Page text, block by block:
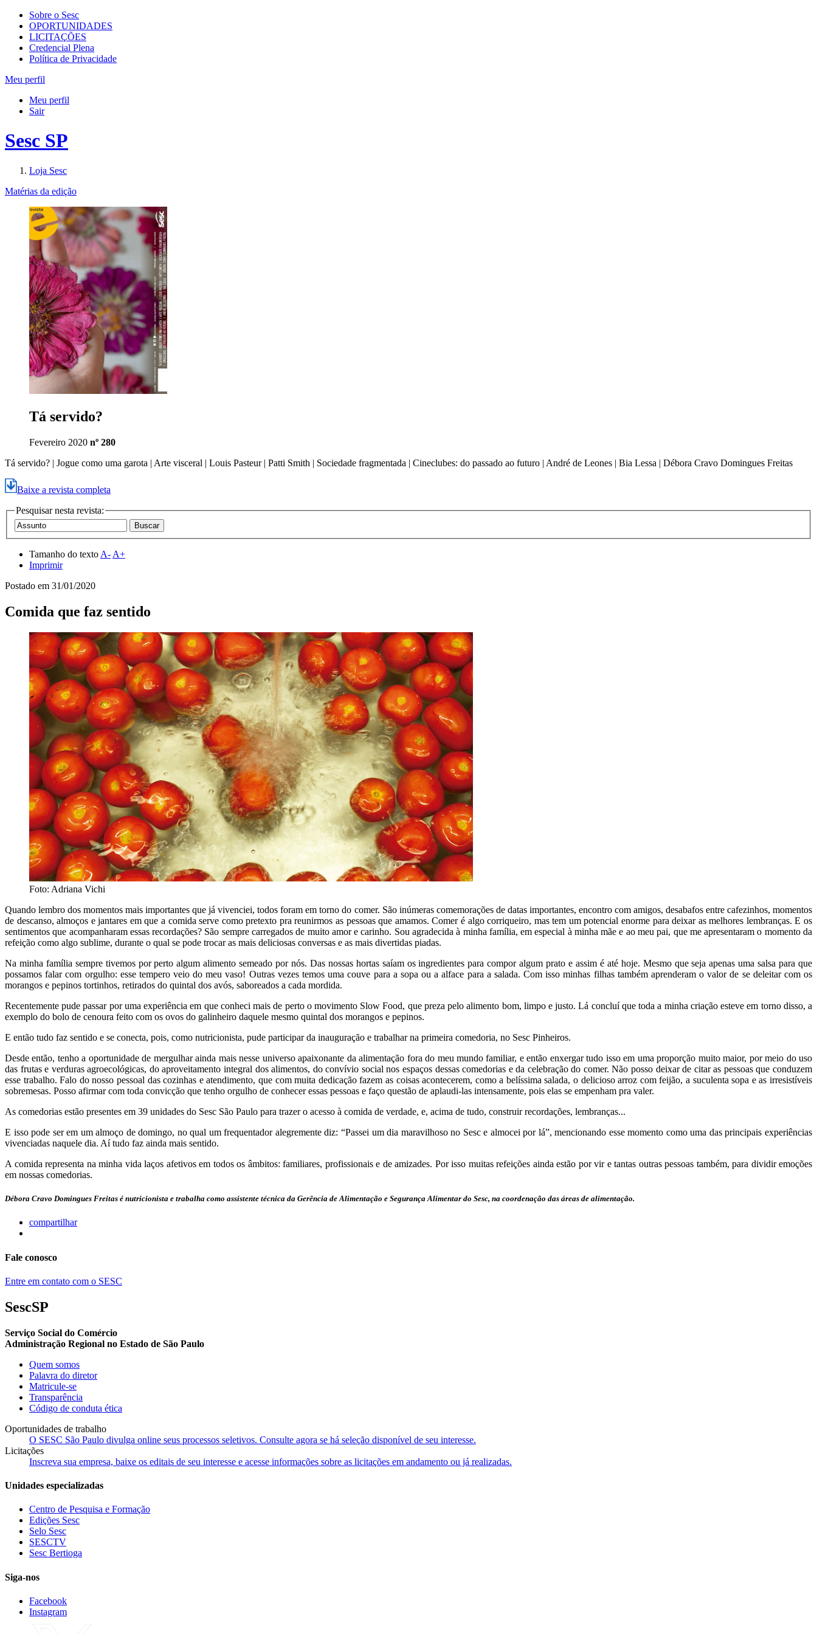
Sobre o Sesc
OPORTUNIDADES
LICITAÇÕES
Credencial Plena
Política de Privacidade
Meu perfil
Meu perfil
Sair
Sesc SP
Loja Sesc
Matérias da edição
Tá servido?
Fevereiro 2020 nº 280
Tá servido? | Jogue como uma garota | Arte visceral | Louis Pasteur | Patti Smith | Sociedade fragmentada | Cineclubes: do passado ao futuro | André de Leones | Bia Lessa | Débora Cravo Domingues Freitas
Baixe a revista completa
Pesquisar nesta revista:
Tamanho do texto A- A+
Imprimir
Postado em 31/01/2020
Comida que faz sentido
Foto: Adriana Vichi
Quando lembro dos momentos mais importantes que já vivenciei, todos foram em torno do comer. São inúmeras comemorações de datas importantes, encontro com amigos, desabafos entre cafezinhos, momentos
de descanso, almoços e jantares em que a comida serve como pretexto pra reunirmos as pessoas que amamos. Comer é algo corriqueiro, mas tem um potencial enorme para deixar as melhores lembranças. E os
sentimentos que acompanharam essas recordações? São sempre carregados de muito amor e carinho. Sou agradecida à minha família, em especial à minha mãe e ao meu pai, que me apresentaram o momento da
refeição como algo sublime, durante o qual se pode trocar as mais deliciosas conversas e as mais divertidas piadas.
Na minha família sempre tivemos por perto algum alimento semeado por nós. Das nossas hortas saíam os ingredientes para compor algum prato e assim é até hoje. Mesmo que seja apenas uma salsa para que
possamos falar com orgulho: esse tempero veio do meu vaso! Outras vezes temos uma couve para a sopa ou a alface para a salada. Com isso minhas filhas também aprenderam o valor de se deleitar com os
morangos e pepinos tortinhos, retirados do quintal dos avós, saboreados a cada mordida.
Recentemente pude passar por uma experiência em que conheci mais de perto o movimento Slow Food, que preza pelo alimento bom, limpo e justo. Lá concluí que toda a minha criação esteve em torno disso, a
exemplo do bolo de cenoura feito com os ovos do galinheiro daquele mesmo quintal dos morangos e pepinos.
E então tudo faz sentido e se conecta, pois, como nutricionista, pude participar da inauguração e trabalhar na primeira comedoria, no Sesc Pinheiros.
Desde então, tenho a oportunidade de mergulhar ainda mais nesse universo apaixonante da alimentação fora do meu mundo familiar, e então enxergar tudo isso em uma proporção muito maior, por meio do uso
das frutas e verduras agroecológicas, do aproveitamento integral dos alimentos, do convívio social nos espaços dessas comedorias e da celebração do comer. Não posso deixar de citar as pessoas que conduzem
esse trabalho. Falo do nosso pessoal das cozinhas e atendimento, que com muita dedicação fazem as coisas acontecerem, como a belíssima salada, o delicioso arroz com feijão, a suculenta sopa e as irresistíveis
sobremesas. Posso afirmar com toda convicção que tenho orgulho de conhecer essas pessoas e faço questão de aplaudi-las intensamente, pois elas se empenham pra valer.
As comedorias estão presentes em 39 unidades do Sesc São Paulo para trazer o acesso à comida de verdade, e, acima de tudo, construir recordações, lembranças...
E isso pode ser em um almoço de domingo, no qual um frequentador alegremente diz: “Passei um dia maravilhoso no Sesc e almocei por lá”, mencionando esse momento como uma das principais experiências
vivenciadas naquele dia. Aí tudo faz ainda mais sentido.
A comida representa na minha vida laços afetivos em todos os âmbitos: familiares, profissionais e de amizades. Por isso muitas refeições ainda estão por vir e tantas outras pessoas também, para dividir emoções
em nossas comedorias.
Débora Cravo Domingues Freitas é nutricionista e trabalha como assistente técnica da Gerência de Alimentação e Segurança Alimentar do Sesc, na coordenação das áreas de alimentação.
compartilhar
Fale conosco
Entre em contato com o SESC
SescSP
Serviço Social do Comércio
Administração Regional no Estado de São Paulo
Quem somos
Palavra do diretor
Matricule-se
Transparência
Código de conduta ética
Oportunidades de trabalho
O SESC São Paulo divulga online seus processos seletivos. Consulte agora se há seleção disponível de seu interesse.
Licitações
Inscreva sua empresa, baixe os editais de seu interesse e acesse informações sobre as licitações em andamento ou já realizadas.
Unidades especializadas
Centro de Pesquisa e Formação
Edições Sesc
Selo Sesc
SESCTV
Sesc Bertioga
Siga-nos
Facebook
Instagram